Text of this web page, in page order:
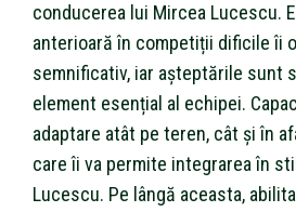
conducerea lui Mircea Lucescu.
anterioară în competiții dificile îi
semnificativ, iar așteptările sunt
element esențial al echipei.
adaptare atât pe teren, cât și în
care îi va permite integrarea în
Lucescu. Pe lângă aceasta,